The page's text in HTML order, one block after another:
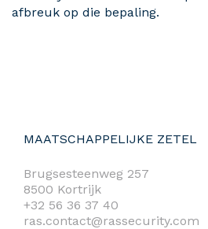
afbreuk op die bepaling.
MAATSCHAPPELIJKE ZETEL
Brugsesteenweg 257
8500 Kortrijk
+32 56 36 37 40
ras.contact@rassecurity.com